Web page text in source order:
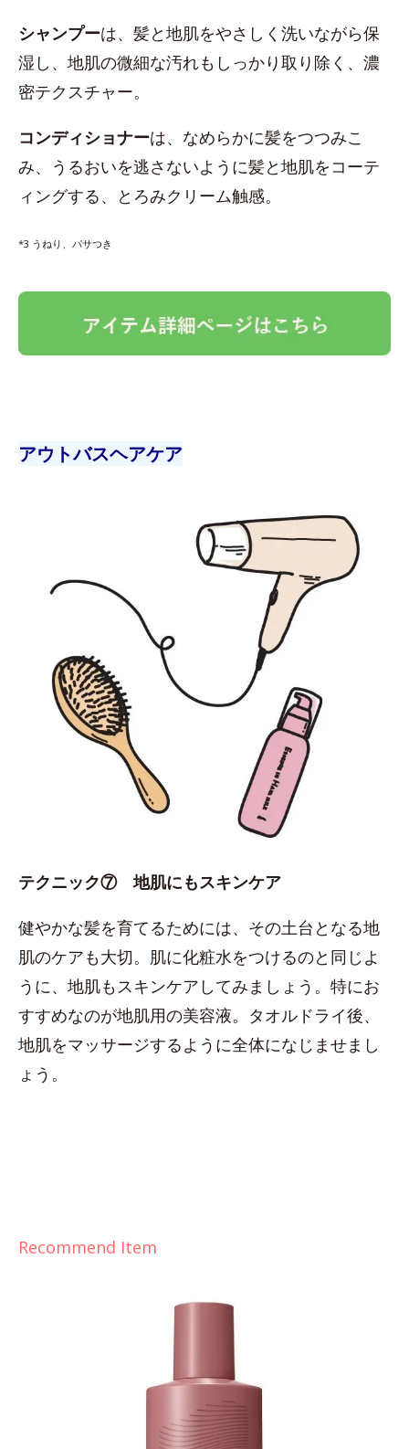
シャンプーは、髪と地肌をやさしく洗いながら保
湿し、地肌の微細な汚れもしっかり取り除く、濃
密テクスチャー。
コンディショナーは、なめらかに髪をつつみこ
み、うるおいを逃さないように髪と地肌をコーテ
ィングする、とろみクリーム触感。
*3 うねり、パサつき
アウトバスヘアケア
テクニック⑦ 地肌にもスキンケア
健やかな髪を育てるためには、その土台となる地
肌のケアも大切。肌に化粧水をつけるのと同じよ
うに、地肌もスキンケアしてみましょう。特にお
すすめなのが地肌用の美容液。タオルドライ後、
地肌をマッサージするように全体になじませまし
ょう。
Recommend Item